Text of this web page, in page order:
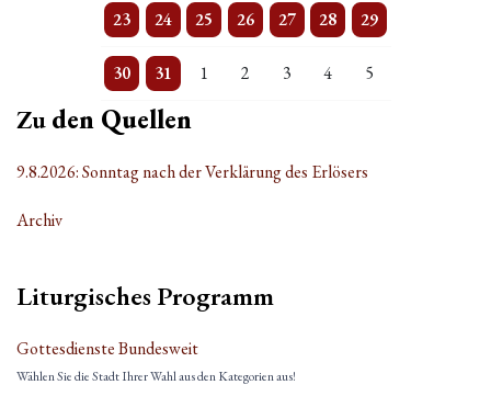
23
2 Veranstaltungen
24
Einzelne Veranstaltung
25
Einzelne Veranstaltung
26
Einzelne Veranstaltung
27
Einzelne Veranstaltung
28
2 Veranstaltungen
29
Einzelne Veranstaltung
30
3 Veranstaltungen
31
Einzelne Veranstaltung
1
Einzelne Veranstaltung
2
Einzelne Veranstaltung
3
Einzelne Veranstaltung
4
Einzelne Veranstaltung
5
Einzelne Veranstaltung
Zuden Quellen
9.8.2026: Sonntag nach der Verklärung des Erlösers
Archiv
Liturgisches Programm
Gottesdienste Bundesweit
Wählen Sie die Stadt Ihrer Wahl aus den Kategorien aus!